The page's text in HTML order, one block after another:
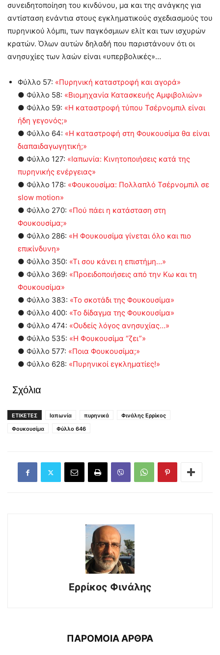
συνειδητοποίηση του κινδύνου, μα και της ανάγκης για
αντίσταση ενάντια στους εγκληματικούς σχεδιασμούς του
πυρηνικού λόμπι, των παγκόσμιων ελίτ και των ισχυρών
κρατών. Όλων αυτών δηλαδή που παριστάνουν ότι οι
ανησυχίες των λαών είναι «υπερβολικές»…
Φύλλο 57: «Πυρηνική καταστροφή και αγορά»
● Φύλλο 58: «Βιομηχανία Κατασκευής Αμφιβολιών»
● Φύλλο 59: «Η καταστροφή τύπου Τσέρνομπιλ είναι
ήδη γεγονός;»
● Φύλλο 64: «Η καταστροφή στη Φουκουσίμα θα είναι
διαπαιδαγωγητική;»
● Φύλλο 127: «Ιαπωνία: Κινητοποιήσεις κατά της
πυρηνικής ενέργειας»
● Φύλλο 178: «Φουκουσίμα: Πολλαπλό Τσέρνομπιλ σε
slow motion»
● Φύλλο 270: «Πού πάει η κατάσταση στη
Φουκουσίμα;»
● Φύλλο 286: «Η Φουκουσίμα γίνεται όλο και πιο
επικίνδυνη»
● Φύλλο 350: «Τι σου κάνει η επιστήμη…»
● Φύλλο 369: «Προειδοποιήσεις από την Κω και τη
Φουκουσίμα»
● Φύλλο 383: «Το σκοτάδι της Φουκουσίμα»
● Φύλλο 400: «Το δίδαγμα της Φουκουσίμα»
● Φύλλο 474: «Ουδείς λόγος ανησυχίας…»
● Φύλλο 535: «Η Φουκουσίμα “ζει”»
● Φύλλο 577: «Ποια Φουκουσίμα;»
● Φύλλο 628: «Πυρηνικοί εγκληματίες!»
Σχόλια
ΕΤΙΚΕΤΕΣ Ιαπωνία πυρηνικά
Φινάλης Ερρίκος
Φουκουσίμα
Φύλλο 646
Ερρίκος Φινάλης
ΠΑΡΟΜΟΙΑ ΑΡΘΡΑ